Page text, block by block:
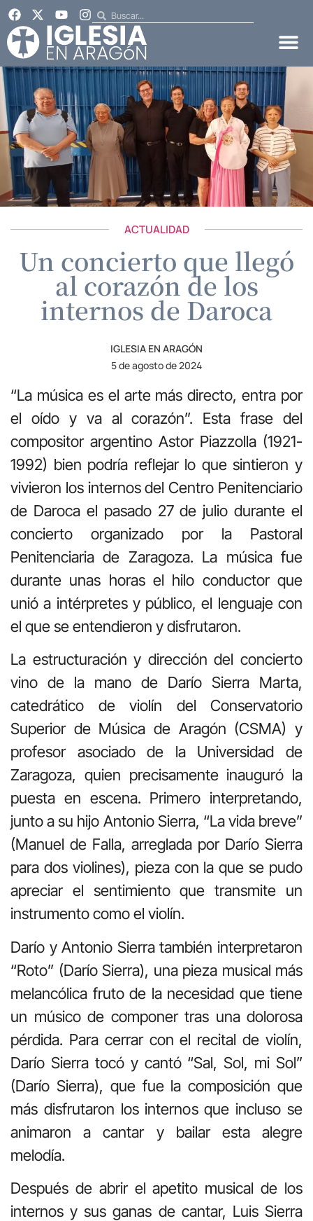
ACTUALIDAD
Un concierto que llegó
al corazón de los
internos de Daroca
IGLESIA EN ARAGÓN
5 de agosto de 2024
“La música es el arte más directo, entra por
el oído y va al corazón”. Esta frase del
compositor argentino Astor Piazzolla (1921-
1992) bien podría reflejar lo que sintieron y
vivieron los internos del Centro Penitenciario
de Daroca el pasado 27 de julio durante el
concierto organizado por la Pastoral
Penitenciaria de Zaragoza. La música fue
durante unas horas el hilo conductor que
unió a intérpretes y público, el lenguaje con
el que se entendieron y disfrutaron.
La estructuración y dirección del concierto
vino de la mano de Darío Sierra Marta,
catedrático de violín del Conservatorio
Superior de Música de Aragón (CSMA) y
profesor asociado de la Universidad de
Zaragoza, quien precisamente inauguró la
puesta en escena. Primero interpretando,
junto a su hijo Antonio Sierra, “La vida breve”
(Manuel de Falla, arreglada por Darío Sierra
para dos violines), pieza con la que se pudo
apreciar el sentimiento que transmite un
instrumento como el violín.
Darío y Antonio Sierra también interpretaron
“Roto” (Darío Sierra), una pieza musical más
melancólica fruto de la necesidad que tiene
un músico de componer tras una dolorosa
pérdida. Para cerrar con el recital de violín,
Darío Sierra tocó y cantó “Sal, Sol, mi Sol”
(Darío Sierra), que fue la composición que
más disfrutaron los internos que incluso se
animaron a cantar y bailar esta alegre
melodía.
Después de abrir el apetito musical de los
internos y sus ganas de cantar, Luis Sierra